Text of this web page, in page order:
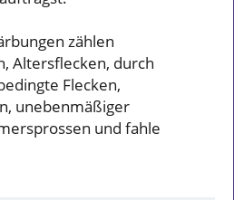
zählen
Altersflecken, durch
Flecken,
unebenmäßiger
und fahle